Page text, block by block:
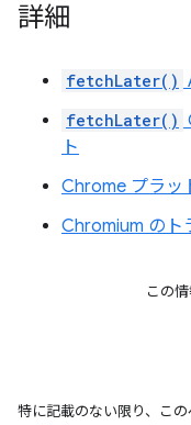
詳細
fetchLater()
fetchLater()
ト
Chrome プラッ
Chromium のト
この
特に記載のない限り、こ